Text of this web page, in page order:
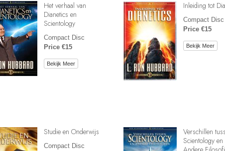
Het verhaal van
Dianetics en
Scientology
Compact Disc
Price €15
Bekijk Meer
Inleiding tot
Compact Disc
Price €15
Bekijk Meer
Studie en Onderwijs
Compact Disc
Verschillen
Scientology en